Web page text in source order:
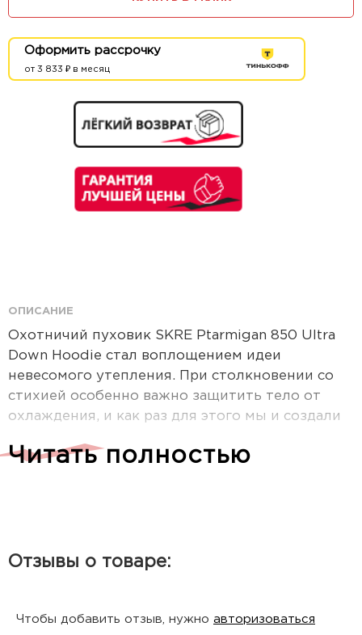
Оформить рассрочку
от 3 833 ₽ в месяц
ОПИСАНИЕ
Охотничий пуховик SKRE Ptarmigan 850 Ultra
Down Hoodie стал воплощением идеи
невесомого утепления. При столкновении со
стихией особенно важно защитить тело от
охлаждения, и как раз для этого мы и создали
водоотталкивающего гусиного пуха FP 850.
Ultra Down с ее регулировкой по талии,
курток. Внешний материал, состоящий из
Читать полностью
Отзывы о товаре:
Чтобы добавить отзыв, нужно авторизоваться